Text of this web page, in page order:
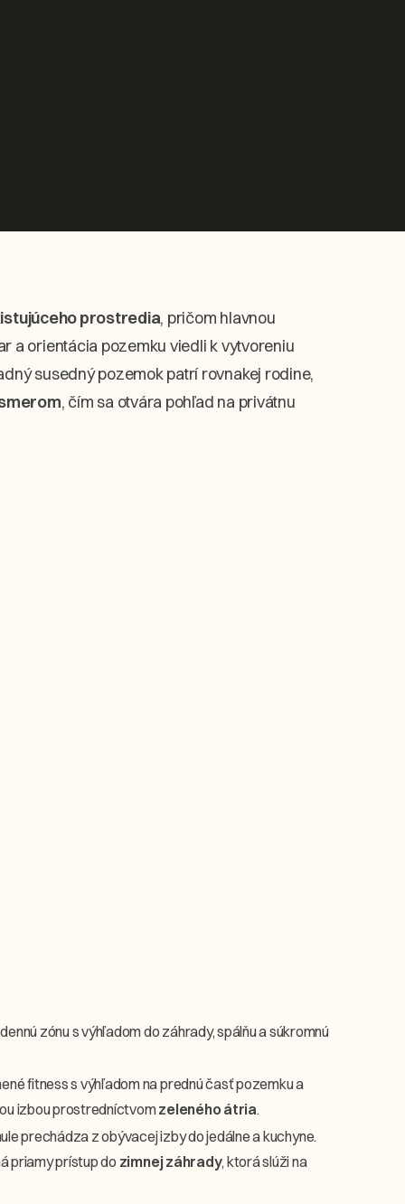
prostredia, pričom hlavnou
a orientácia pozemku viedli k vytvoreniu
susedný pozemok patrí rovnakej rodine,
, čím sa otvára pohľad na privátnu
zónu s výhľadom do záhrady, spálňu a súkromnú
fitness s výhľadom na prednú časť pozemku a
izbou prostredníctvomzeleného átria.
prechádza z obývacej izby do jedálne a kuchyne.
priamy prístup do zimnej záhrady, ktorá slúži na